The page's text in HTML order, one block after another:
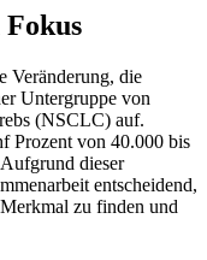
Veränderung, die
Untergruppe von
(NSCLC) auf.
Prozent von 40.000 bis
dieser
entscheidend,
zu finden und